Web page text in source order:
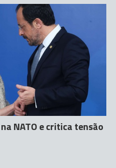
NATO e critica tensão